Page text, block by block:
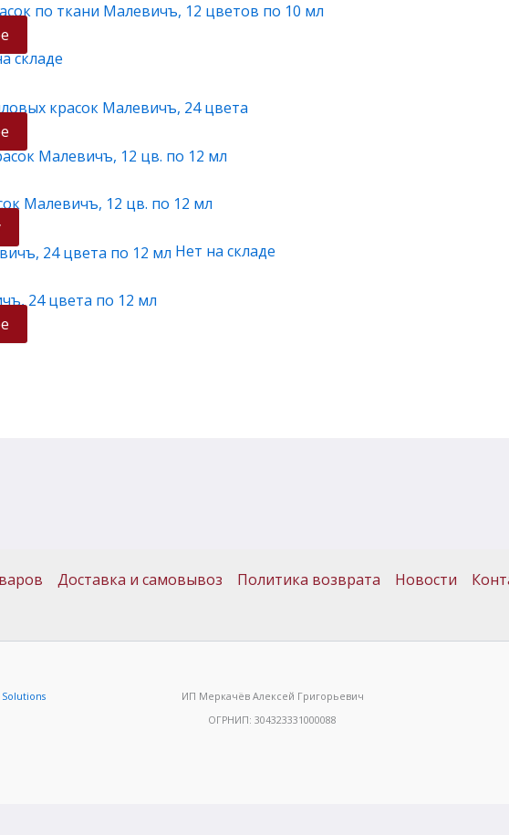
по ткани Малевичъ, 12 цветов по 10 мл
складе
красок Малевичъ, 24 цвета
Малевичъ, 12 цв. по 12 мл
Нет на складе
24 цвета по 12 мл
Доставка и самовывоз Политика возврата Новости
ИП Меркачёв Алексей Григорьевич
ОГРНИП: 304323331000088